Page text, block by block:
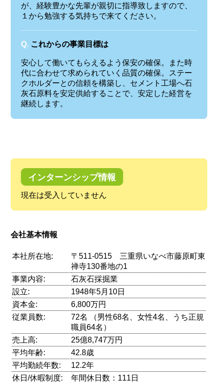
が、経験豊かな先輩が親切に指導致しますので、
１から勉強する気持ちで来てください。
Q. これからの事業目標は
安心して働いてもらえるよう保安の確保。また時
代に合わせて求められていく品質の確保。ステー
クホルダーとの信頼を構築し、セメント工場へ石
灰石原料を安定供給することで、安定した経営を
継続します。
インターンシップ情報
現在は受入していません
会社基本情報
本社所在地:
〒511-0515 三重県いなべ市藤原町東
禅寺130番地の1
事業内容:
石灰石採掘業
設立:
1948年5月10日
資本金:
6,800万円
従業員数:
72名 （男性68名、女性4名、うち正規
職員64名）
売上高:
25億8,747万円
平均年齢:
42.8歳
平均勤続年数:
12.2年
休日/休暇制度:
年間休日数：111日